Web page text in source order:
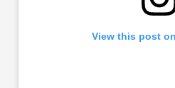
View this post